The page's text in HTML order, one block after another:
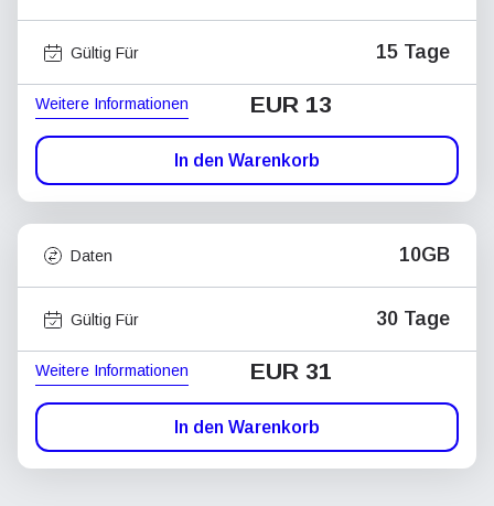
Gültig Für 15 Tage
Weitere Informationen EUR 13
In den Warenkorb
Daten 10GB
Gültig Für 30 Tage
Weitere Informationen EUR 31
In den Warenkorb